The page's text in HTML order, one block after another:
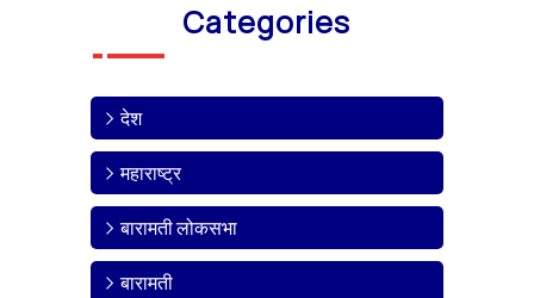
Categories
देश
महाराष्ट्र
बारामती लोकसभा
बारामती